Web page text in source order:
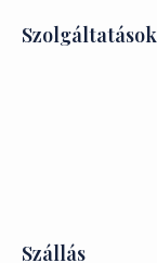
Szolgáltatások
Szállás